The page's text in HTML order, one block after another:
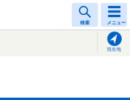
検索 メニュー
現在地